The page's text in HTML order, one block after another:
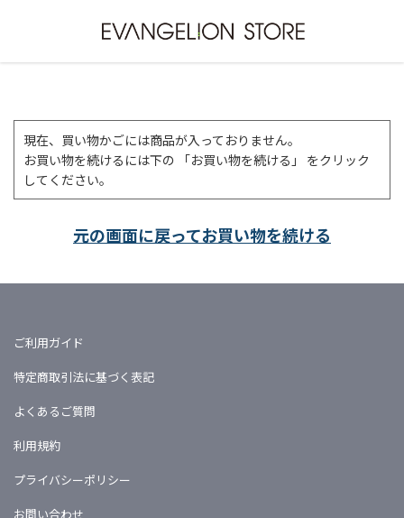
現在、買い物かごには商品が入っておりません。
お買い物を続けるには下の 「お買い物を続ける」 をクリック
してください。
元の画面に戻ってお買い物を続ける
ご利用ガイド
特定商取引法に基づく表記
よくあるご質問
利用規約
プライバシーポリシー
お問い合わせ